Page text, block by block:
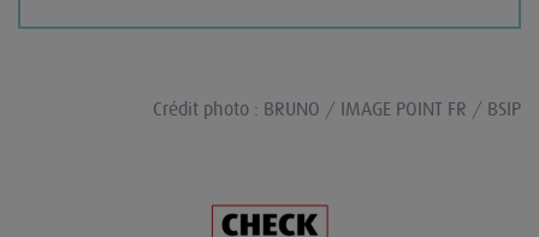
Crédit photo : BRUNO / IMAGE POINT FR / BSIP